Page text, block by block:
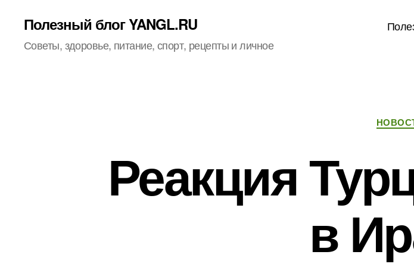
Полезный блог YANGL.RU
Советы, здоровье, питание, спорт, рецепты и личное
Реакция
в